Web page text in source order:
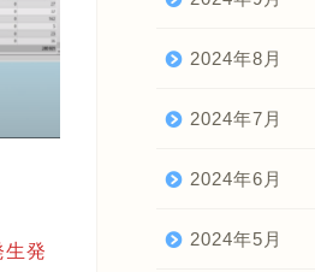
生発
2024年8月
2024年7月
2024年6月
2024年5月